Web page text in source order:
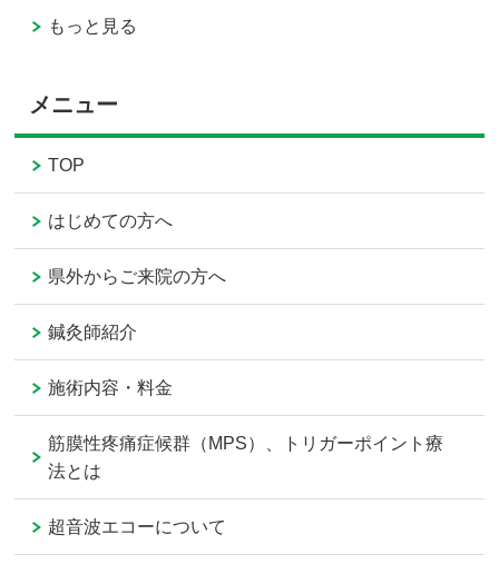
もっと見る
メニュー
TOP
はじめての方へ
県外からご来院の方へ
鍼灸師紹介
施術内容・料金
筋膜性疼痛症候群（MPS）、トリガーポイント療
法とは
超音波エコーについて